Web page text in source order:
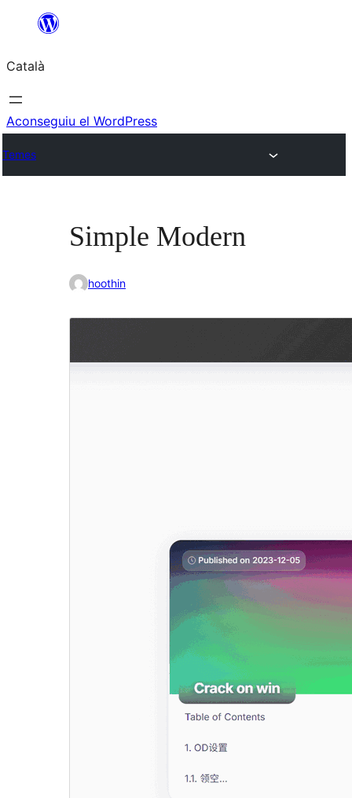
contingut
Català
Aconseguiu el WordPress
Temes
Simple Modern
hoothin